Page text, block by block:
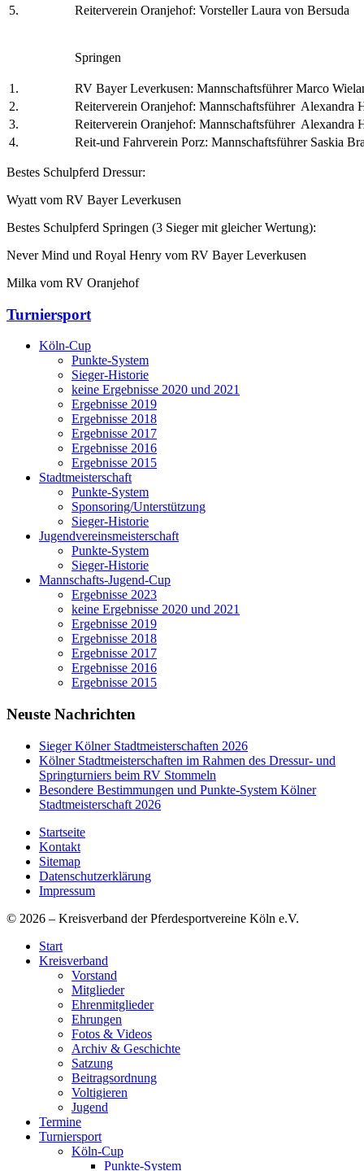
5.
Reiterverein Oranjehof: Vorsteller Laura von Bersuda
Springen
1.
RV Bayer Leverkusen: Mannschaftsführer Marco
2.
Reiterverein Oranjehof: Mannschaftsführer Alexandra
3.
Reiterverein Oranjehof: Mannschaftsführer Alexandra
4.
Reit-und Fahrverein Porz: Mannschaftsführer Saskia
Bestes Schulpferd Dressur:
Wyatt vom RV Bayer Leverkusen
Bestes Schulpferd Springen (3 Sieger mit gleicher Wertung):
Never Mind und Royal Henry vom RV Bayer Leverkusen
Milka vom RV Oranjehof
Turniersport
Köln-Cup
Punkte-System
Sieger-Historie
keine Ergebnisse 2020 und 2021
Ergebnisse 2019
Ergebnisse 2018
Ergebnisse 2017
Ergebnisse 2016
Ergebnisse 2015
Stadtmeisterschaft
Punkte-System
Sponsoring/Unterstützung
Sieger-Historie
Jugendvereinsmeisterschaft
Punkte-System
Sieger-Historie
Mannschafts-Jugend-Cup
Ergebnisse 2023
keine Ergebnisse 2020 und 2021
Ergebnisse 2019
Ergebnisse 2018
Ergebnisse 2017
Ergebnisse 2016
Ergebnisse 2015
Neuste Nachrichten
Sieger Kölner Stadtmeisterschaften 2026
Kölner Stadtmeisterschaften im Rahmen des Dressur- und
Springturniers beim RV Stommeln
Besondere Bestimmungen und Punkte-System Kölner
Stadtmeisterschaft 2026
Startseite
Kontakt
Sitemap
Datenschutzerklärung
Impressum
© 2026 – Kreisverband der Pferdesportvereine Köln e.V.
Start
Kreisverband
Vorstand
Mitglieder
Ehrenmitglieder
Ehrungen
Fotos & Videos
Archiv & Geschichte
Satzung
Beitragsordnung
Voltigieren
Jugend
Termine
Turniersport
Köln-Cup
Punkte-System